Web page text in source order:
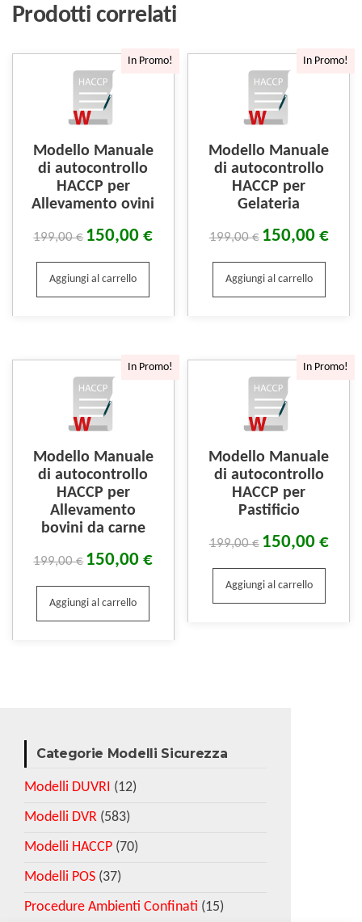
Prodotti correlati
In Promo!
Modello Manuale
di autocontrollo
HACCP per
Allevamento ovini
199,00€ 150,00€
Aggiungi al carrello
In Promo!
Modello Manuale
di autocontrollo
HACCP per
Gelateria
199,00€ 150,00 €
Aggiungi al carrello
In Promo!
Modello Manuale
di autocontrollo
HACCP per
Allevamento
bovini da carne
199,00€ 150,00€
Aggiungi al carrello
In Promo!
Modello Manuale
di autocontrollo
HACCP per
Pastificio
199,00€ 150,00 €
Aggiungi al carrello
Categorie Modelli Sicurezza
Modelli DUVRI (12)
Modelli DVR (583)
Modelli HACCP (70)
Modelli POS (37)
Procedure Ambienti Confinati (15)